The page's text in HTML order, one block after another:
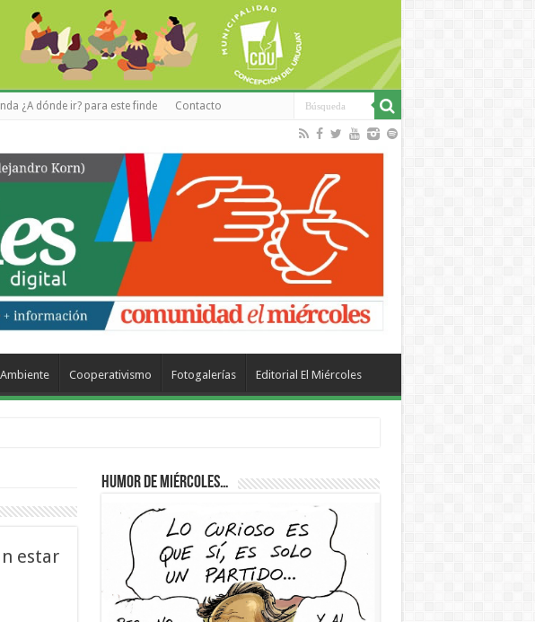
¿A dónde ir? para este finde Contacto
Ambiente Cooperativismo Fotogalerías Editorial El Miércoles
estar
Humor de Miércoles…